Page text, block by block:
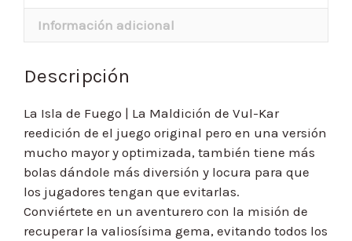
Información adicional
Descripción
La Isla de Fuego | La Maldición de Vul-Kar
reedición de el juego original pero en una versión
mucho mayor y optimizada, también tiene más
bolas dándole más diversión y locura para que
los jugadores tengan que evitarlas.
Conviértete en un aventurero con la misión de
recuperar la valiosísima gema, evitando todos los